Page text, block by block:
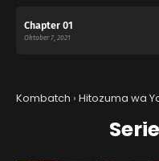
Chapter 01
Oktober 7, 2021
Kombatch › Hitozuma wa